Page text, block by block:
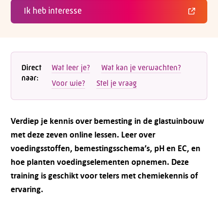
Ik heb interesse
Direct
naar:
Wat leer je?
Wat kan je verwachten?
Voor wie?
Stel je vraag
Verdiep je kennis over bemesting in de glastuinbouw
met deze zeven online lessen. Leer over
voedingsstoffen, bemestingsschema’s, pH en EC, en
hoe planten voedingselementen opnemen. Deze
training is geschikt voor telers met chemiekennis of
ervaring.